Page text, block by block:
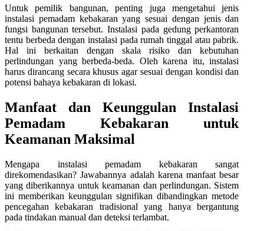
Untuk pemilik bangunan, penting juga mengetahui jenis
instalasi pemadam kebakaran yang sesuai dengan jenis dan
fungsi bangunan tersebut. Instalasi pada gedung perkantoran
tentu berbeda dengan instalasi pada rumah tinggal atau pabrik.
Hal ini berkaitan dengan skala risiko dan kebutuhan
perlindungan yang berbeda-beda. Oleh karena itu, instalasi
harus dirancang secara khusus agar sesuai dengan kondisi dan
potensi bahaya kebakaran di lokasi.
Manfaat dan Keunggulan Instalasi
Pemadam Kebakaran untuk
Keamanan Maksimal
Mengapa instalasi pemadam kebakaran sangat
direkomendasikan? Jawabannya adalah karena manfaat besar
yang diberikannya untuk keamanan dan perlindungan. Sistem
ini memberikan keunggulan signifikan dibandingkan metode
pencegahan kebakaran tradisional yang hanya bergantung
pada tindakan manual dan deteksi terlambat.